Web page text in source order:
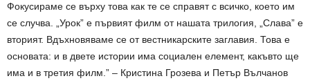
Фокусираме се върху това как те се справят с всичко, което им
се случва. „Урок” е първият филм от нашата трилогия, „Слава” е
вторият. Вдъхновяваме се от вестникарските заглавия. Това е
основата: и в двете истории има социален елемент, какъвто ще
има и в третия филм.” – Кристина Грозева и Петър Вълчанов